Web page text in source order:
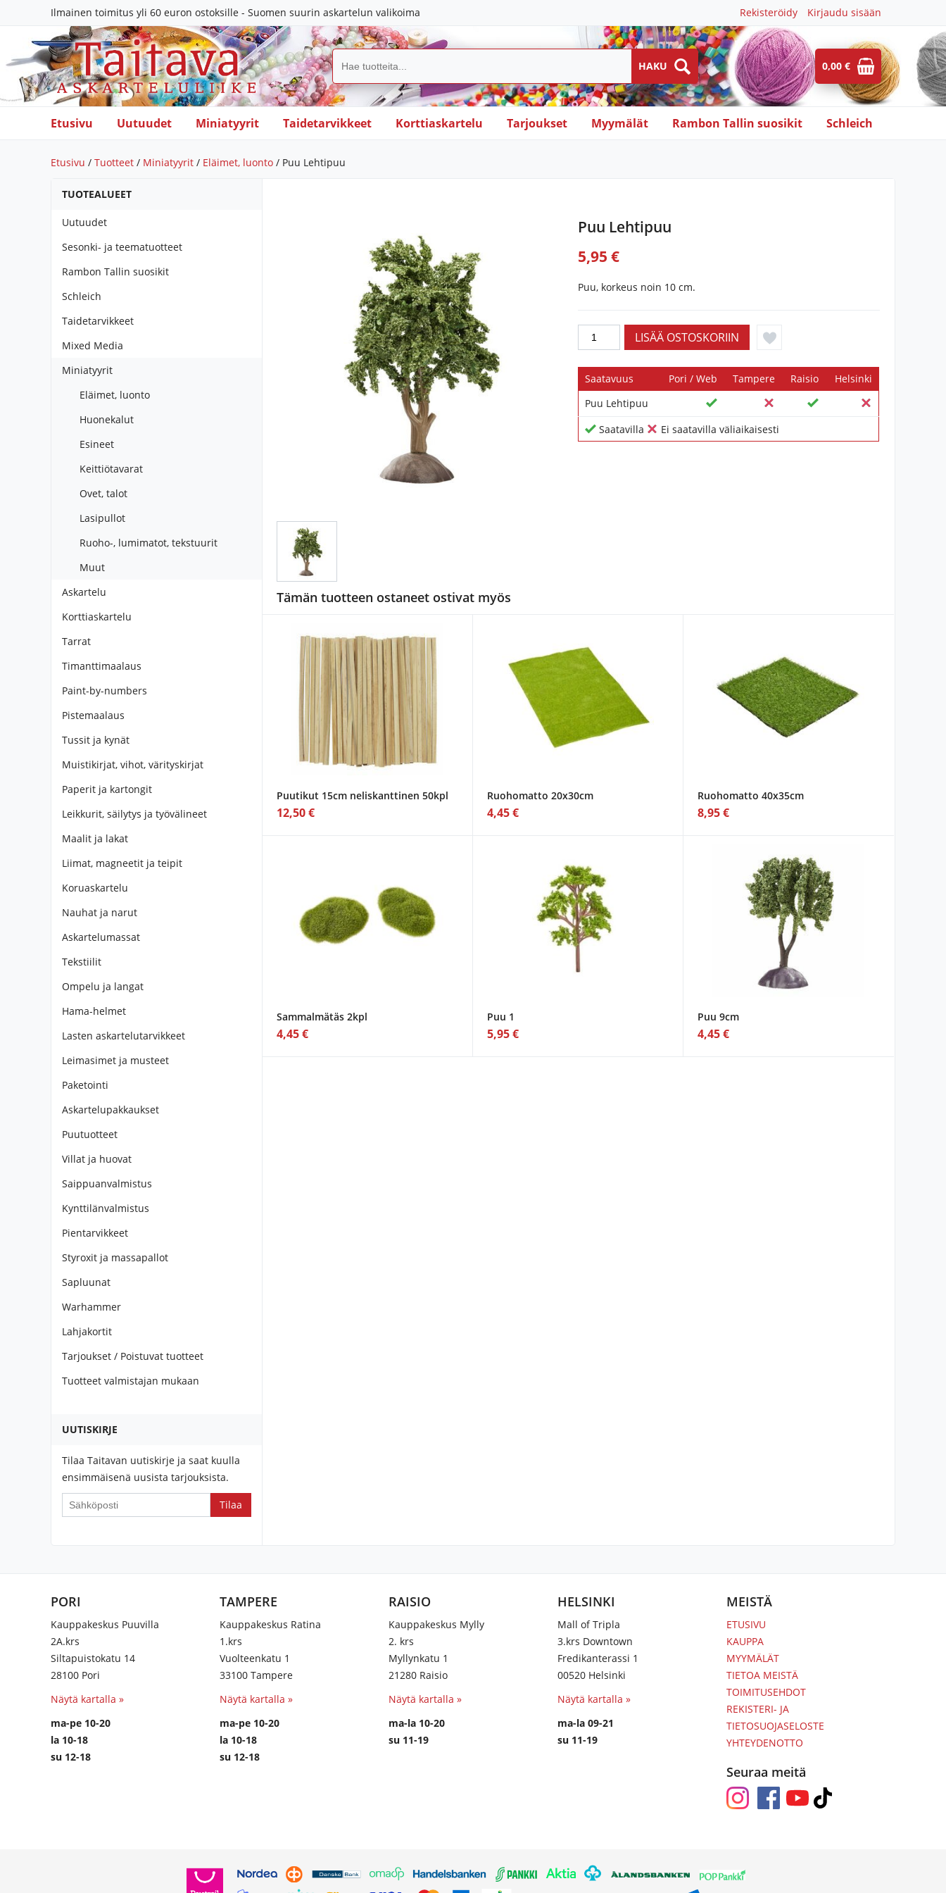
Ilmainen toimitus yli 60 euron ostoksille - Suomen suurin askartelun valikoima Rekisteröidy Kirjaudu sisään
0,00 €
Etusivu Uutuudet Miniatyyrit Taidetarvikkeet Korttiaskartelu Tarjoukset Myymälät Rambon Tallin suosikit Schleich
Etusivu / Tuotteet / Miniatyyrit / Eläimet, luonto / Puu Lehtipuu
TUOTEALUEET
Uutuudet
Sesonki- ja teematuotteet
Rambon Tallin suosikit
Schleich
Taidetarvikkeet
Mixed Media
Miniatyyrit
Eläimet, luonto
Huonekalut
Esineet
Keittiötavarat
Ovet, talot
Lasipullot
Ruoho-, lumimatot, tekstuurit
Muut
Askartelu
Korttiaskartelu
Tarrat
Timanttimaalaus
Paint-by-numbers
Pistemaalaus
Tussit ja kynät
Muistikirjat, vihot, värityskirjat
Paperit ja kartongit
Leikkurit, säilytys ja työvälineet
Maalit ja lakat
Liimat, magneetit ja teipit
Koruaskartelu
Nauhat ja narut
Askartelumassat
Tekstiilit
Ompelu ja langat
Hama-helmet
Lasten askartelutarvikkeet
Leimasimet ja musteet
Paketointi
Askartelupakkaukset
Puutuotteet
Villat ja huovat
Saippuanvalmistus
Kynttilänvalmistus
Pientarvikkeet
Styroxit ja massapallot
Sapluunat
Warhammer
Lahjakortit
Tarjoukset / Poistuvat tuotteet
Tuotteet valmistajan mukaan
UUTISKIRJE
Tilaa Taitavan uutiskirje ja saat kuulla
ensimmäisenä uusista tarjouksista.
Puu Lehtipuu
5,95 €
Puu, korkeus noin 10 cm.
Saatavuus Pori / Web Tampere Raisio
Helsinki
Puu Lehtipuu
Saatavilla
Ei saatavilla väliaikaisesti
Tämän tuotteen ostaneet ostivat myös
Puutikut 15cm neliskanttinen 50kpl
12,50 €
Ruohomatto 20x30cm
4,45 €
Ruohomatto 40x35cm
8,95 €
Sammalmätäs 2kpl
4,45 €
Puu 1
5,95 €
Puu 9cm
4,45 €
PORI
Kauppakeskus Puuvilla
2A.krs
Siltapuistokatu 14
28100 Pori
Näytä kartalla »
ma-pe 10-20
la 10-18
su 12-18
TAMPERE
Kauppakeskus Ratina
1.krs
Vuolteenkatu 1
33100 Tampere
Näytä kartalla »
ma-pe 10-20
la 10-18
su 12-18
RAISIO
Kauppakeskus Mylly
2. krs
Myllynkatu 1
21280 Raisio
Näytä kartalla »
ma-la 10-20
su 11-19
HELSINKI
Mall of Tripla
3.krs Downtown
Fredikanterassi 1
00520 Helsinki
Näytä kartalla »
ma-la 09-21
su 11-19
MEISTÄ
ETUSIVU
KAUPPA
MYYMÄLÄT
TIETOA MEISTÄ
TOIMITUSEHDOT
REKISTERI- JA
TIETOSUOJASELOSTE
YHTEYDENOTTO
Seuraa meitä